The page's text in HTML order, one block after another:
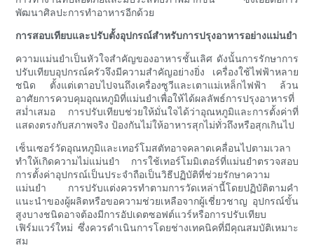
พัฒนาศิลปะการทำอาหารอีกด้วย
การสอบเทียบและปรับตั้งอุปกรณ์สำหรับการปรุงอาหารอย่างแม่นยำ
ความแม่นยำเป็นหัวใจสำคัญของอาหารชั้นเลิศ ดังนั้นการรักษาการ
ปรับเทียบอุปกรณ์ครัวจึงมีความสำคัญอย่างยิ่ง เครื่องใช้ไฟฟ้าหลาย
ชนิด ตั้งแต่เตาอบไปจนถึงเครื่องซูวีและเตาแม่เหล็กไฟฟ้า ล้วน
อาศัยการควบคุมอุณหภูมิที่แม่นยำเพื่อให้ได้ผลลัพธ์การปรุงอาหารที่
สม่ำเสมอ การปรับเทียบช่วยให้มั่นใจได้ว่าอุณหภูมิและการตั้งค่าที่
แสดงตรงกับสภาพจริง ป้องกันไม่ให้อาหารสุกไม่ทั่วถึงหรือสุกเกินไป
เซ็นเซอร์วัดอุณหภูมิและเทอร์โมสตัทอาจคลาดเคลื่อนไปตามเวลา
ทำให้เกิดความไม่แม่นยำ การใช้เทอร์โมมิเตอร์ที่แม่นยำตรวจสอบ
การตั้งค่าอุปกรณ์เป็นประจำถือเป็นวิธีปฏิบัติที่ช่วยรักษาความ
แม่นยำ การปรับแต่งควรทำตามการวัดเหล่านี้โดยปฏิบัติตามคำ
แนะนำของผู้ผลิตหรือขอความช่วยเหลือจากผู้เชี่ยวชาญ อุปกรณ์ขั้น
สูงบางชนิดอาจต้องมีการอัปเดตซอฟต์แวร์หรือการปรับเทียบ
เฟิร์มแวร์ใหม่ ซึ่งควรดำเนินการโดยช่างเทคนิคที่มีคุณสมบัติเหมาะ
สม